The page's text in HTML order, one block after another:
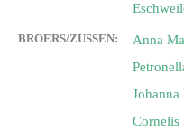
BROERS/ZUSSEN:
Anna
Johanna
Cornelis